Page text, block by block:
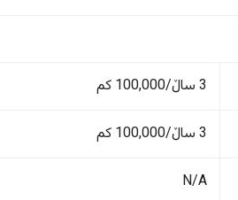
3 ساڵ/100,000 کم
3 ساڵ/100,000 کم
N/A